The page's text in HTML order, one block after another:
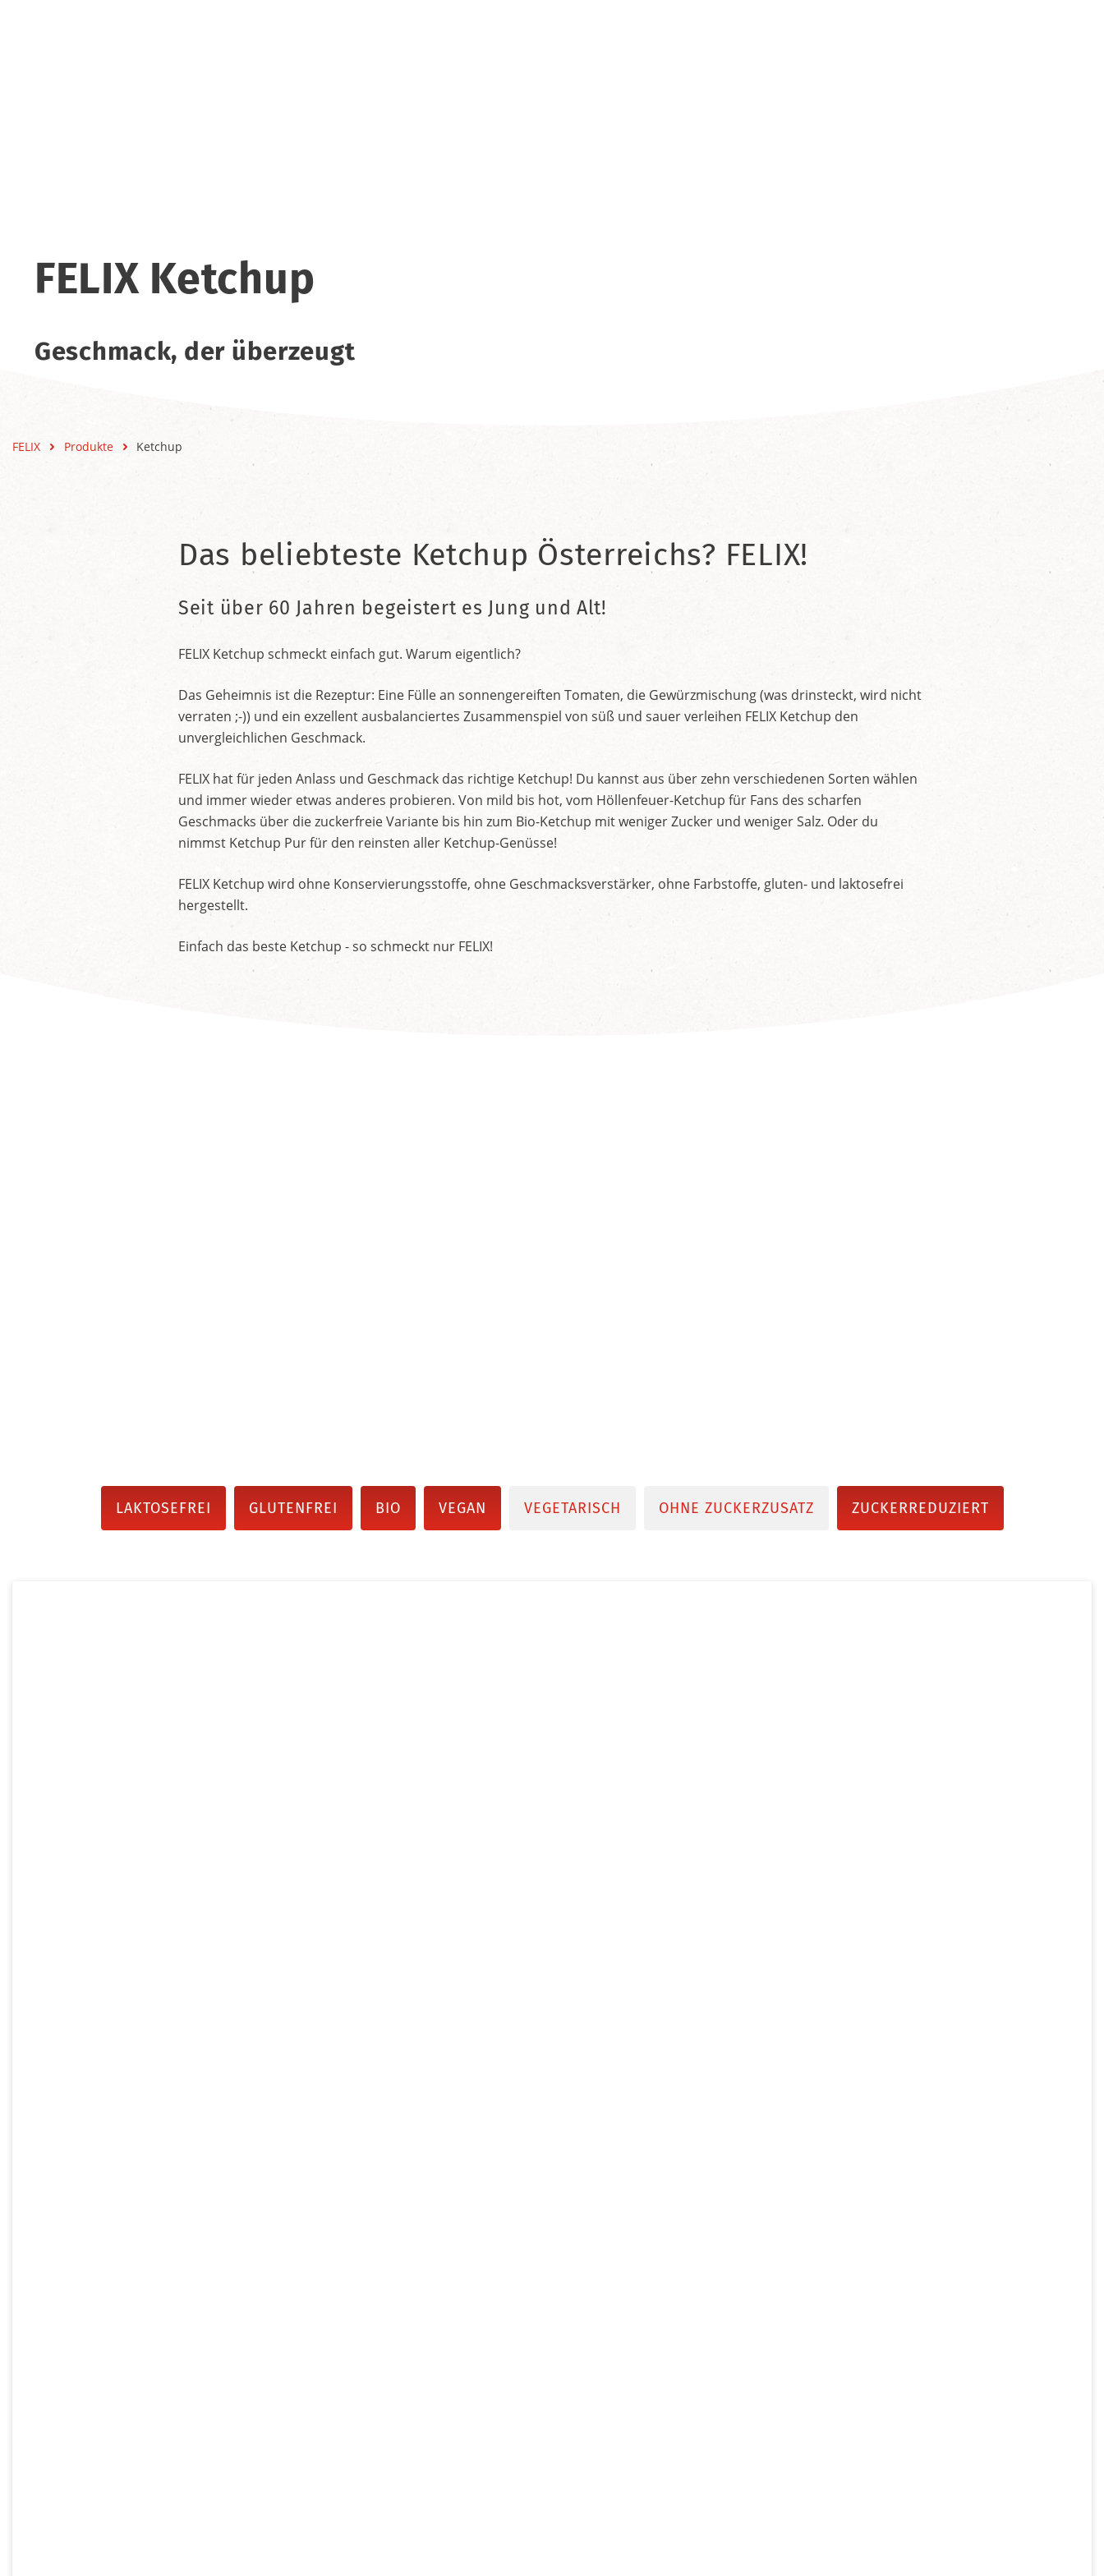
FELIX Ketchup
Geschmack, der überzeugt
FELIX Produkte Ketchup
Das beliebteste Ketchup Österreichs? FELIX!
Seit über 60 Jahren begeistert es Jung und Alt!
FELIX Ketchup schmeckt einfach gut. Warum eigentlich?
Das Geheimnis ist die Rezeptur: Eine Fülle an sonnengereiften Tomaten, die Gewürzmischung (was drinsteckt, wird nicht
verraten ;-)) und ein exzellent ausbalanciertes Zusammenspiel von süß und sauer verleihen FELIX Ketchup den
unvergleichlichen Geschmack.
FELIX hat für jeden Anlass und Geschmack das richtige Ketchup! Du kannst aus über zehn verschiedenen Sorten wählen
und immer wieder etwas anderes probieren. Von mild bis hot, vom Höllenfeuer-Ketchup für Fans des scharfen
Geschmacks über die zuckerfreie Variante bis hin zum Bio-Ketchup mit weniger Zucker und weniger Salz. Oder du
nimmst Ketchup Pur für den reinsten aller Ketchup-Genüsse!
FELIX Ketchup wird ohne Konservierungsstoffe, ohne Geschmacksverstärker, ohne Farbstoffe, gluten- und laktosefrei
hergestellt.
Einfach das beste Ketchup - so schmeckt nur FELIX!
LAKTOSEFREI GLUTENFREI BIO VEGAN VEGETARISCH OHNE ZUCKERZUSATZ ZUCKERREDUZIERT